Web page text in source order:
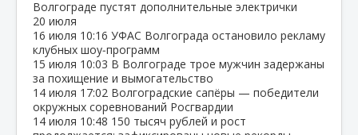
Волгограде пустят дополнительные электрички
20 июля
16 июля 10:16 УФАС Волгограда остановило рекламу
клубных шоу‑программ
15 июля 10:03 В Волгограде трое мужчин задержаны
за похищение и вымогательство
14 июля 17:02 Волгоградские сапёры — победители
окружных соревнований Росгвардии
14 июля 10:48 150 тысяч рублей и рост